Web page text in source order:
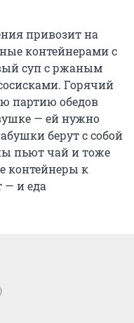
привозит на
контейнерами с
суп с ржаным
Горячий
партию обедов
— ей нужно
берут с собой
пьют чай и тоже
контейнеры к
— и еда